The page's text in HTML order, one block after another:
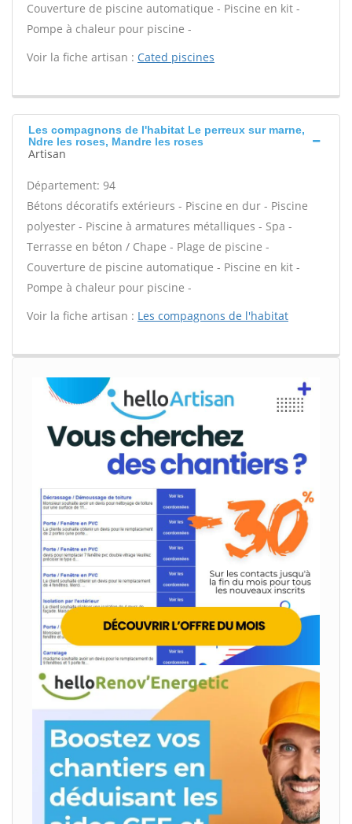
Couverture de piscine automatique - Piscine en kit -
Pompe à chaleur pour piscine -
Voir la fiche artisan : Cated piscines
Les compagnons de l'habitat Le perreux sur marne,
Ndre les roses, Mandre les roses
Artisan
Département: 94
Bétons décoratifs extérieurs - Piscine en dur - Piscine
polyester - Piscine à armatures métalliques - Spa -
Terrasse en béton / Chape - Plage de piscine -
Couverture de piscine automatique - Piscine en kit -
Pompe à chaleur pour piscine -
Voir la fiche artisan : Les compagnons de l'habitat